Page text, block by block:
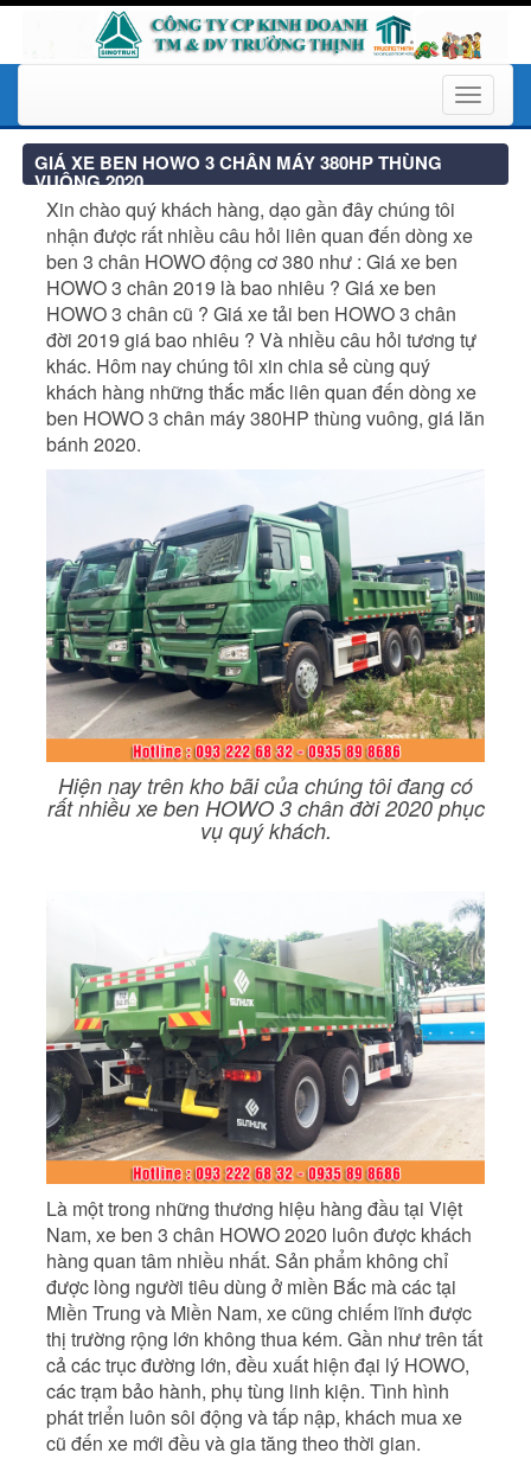
Toggle
GIÁ XE BEN HOWO 3 CHÂN MÁY 380HP THÙNG
VUÔNG 2020
Xin chào quý khách hàng, dạo gần đây chúng tôi
nhận được rất nhiều câu hỏi liên quan đến dòng xe
ben 3 chân HOWO động cơ 380 như : Giá xe ben
HOWO 3 chân 2019 là bao nhiêu ? Giá xe ben
HOWO 3 chân cũ ? Giá xe tải ben HOWO 3 chân
đời 2019 giá bao nhiêu ? Và nhiều câu hỏi tương tự
khác. Hôm nay chúng tôi xin chia sẻ cùng quý
khách hàng những thắc mắc liên quan đến dòng xe
ben HOWO 3 chân máy 380HP thùng vuông, giá lăn
bánh 2020.
Hiện nay trên kho bãi của chúng tôi đang có
rất nhiều xe ben HOWO 3 chân đời 2020 phục
vụ quý khách.
Là một trong những thương hiệu hàng đầu tại Việt
Nam, xe ben 3 chân HOWO 2020 luôn được khách
hàng quan tâm nhiều nhất. Sản phẩm không chỉ
được lòng người tiêu dùng ở miền Bắc mà các tại
Miền Trung và Miền Nam, xe cũng chiếm lĩnh được
thị trường rộng lớn không thua kém. Gần như trên tất
cả các trục đường lớn, đều xuất hiện đại lý HOWO,
các trạm bảo hành, phụ tùng linh kiện. Tình hình
phát triển luôn sôi động và tấp nập, khách mua xe
cũ đến xe mới đều và gia tăng theo thời gian.